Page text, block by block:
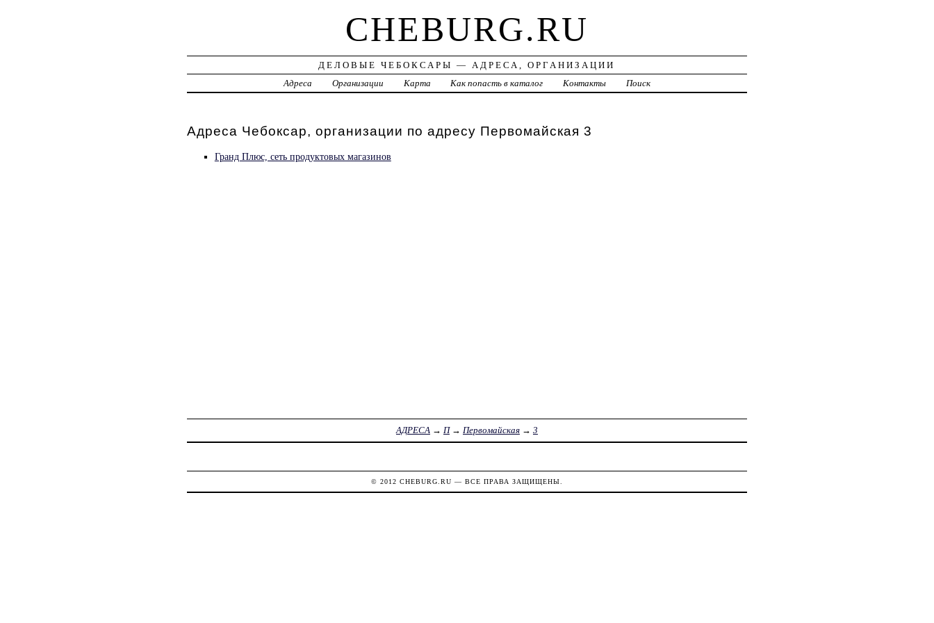
CHEBURG.RU
ДЕЛОВЫЕ ЧЕБОКСАРЫ — АДРЕСА, ОРГАНИЗАЦИИ
Адреса
Организации Карта Как попасть в каталог Контакты Поиск
Адреса Чебоксар, организации по адресу Первомайская 3
Гранд Плюс, сеть продуктовых магазинов
АДРЕСА→ П→ Первомайская→ 3
© 2012 CHEBURG.RU — ВСЕ ПРАВА ЗАЩИЩЕНЫ.